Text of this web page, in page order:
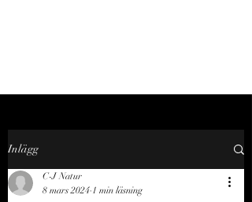
Inlägg
C-J Natur
8 mars 2024 1 min läsning